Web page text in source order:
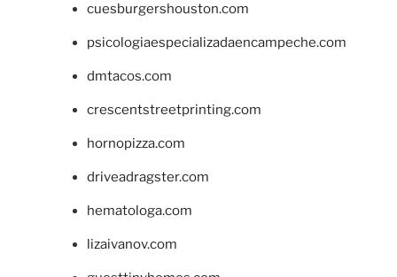
cuesburgershouston.com
psicologiaespecializadaencampeche.com
dmtacos.com
crescentstreetprinting.com
hornopizza.com
driveadragster.com
hematologa.com
lizaivanov.com